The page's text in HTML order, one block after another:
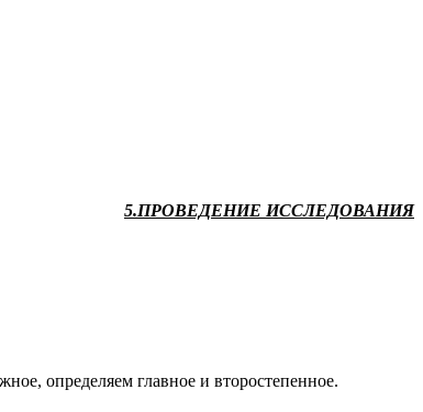
5.ПРОВЕДЕНИЕ ИССЛЕДОВАНИЯ
определяем главное и второстепенное.